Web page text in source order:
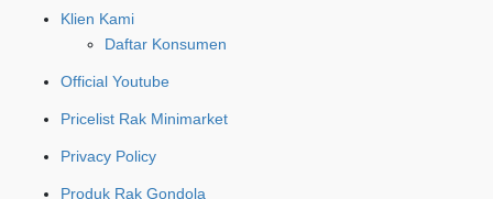
Klien Kami
Daftar Konsumen
Official Youtube
Pricelist Rak Minimarket
Privacy Policy
Produk Rak Gondola